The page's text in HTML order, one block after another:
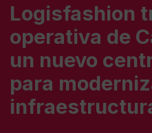
Logisfashion
operativa de
un nuevo
para